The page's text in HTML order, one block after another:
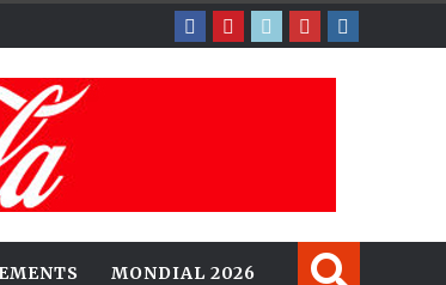
MONDIAL 2026